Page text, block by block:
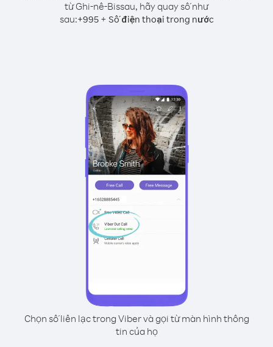
từ Ghi-nê-Bissau, hãy quay số như
sau:+995+ Số điện thoại trong nước
Chọn số liên lạc trong Viber và gọi từ màn hình thông
tin của họ